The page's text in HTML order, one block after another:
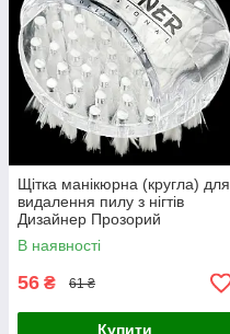
Щітка манікюрна (кругла) для
видалення пилу з нігтів
Дизайнер Прозорий
В наявності
56 ₴ 61 ₴
Купити